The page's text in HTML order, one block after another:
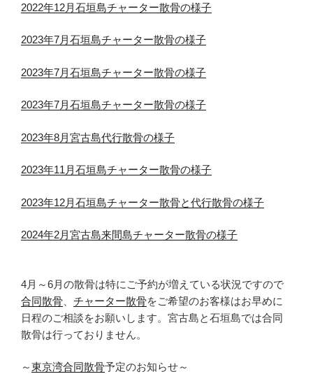
2022年12月石垣島チャーター散骨の様子
2023年7月石垣島チャーター散骨の様子
2023年7月石垣島チャーター散骨の様子
2023年7月石垣島チャーター散骨の様子
2023年8月宮古島代行散骨の様子
2023年11月石垣島チャーター散骨の様子
2023年12月石垣島チャーター散骨と代行散骨の様子
2024年2月宮古島来間島チャーター散骨の様子
4月～6月の散骨は特にご予約が増えている状況ですので
合同散骨
チャーター散骨をご希望のお客様はお早めに
日程のご相談をお願いします。宮古島と石垣島では合同
散骨は行っておりません。
～東京湾合同散骨予定のお知らせ～